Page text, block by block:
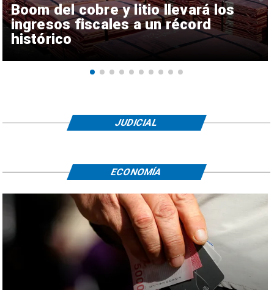
Boom del cobre y litio llevará los
ingresos fiscales a un récord
histórico
JUDICIAL
ECONOMÍA